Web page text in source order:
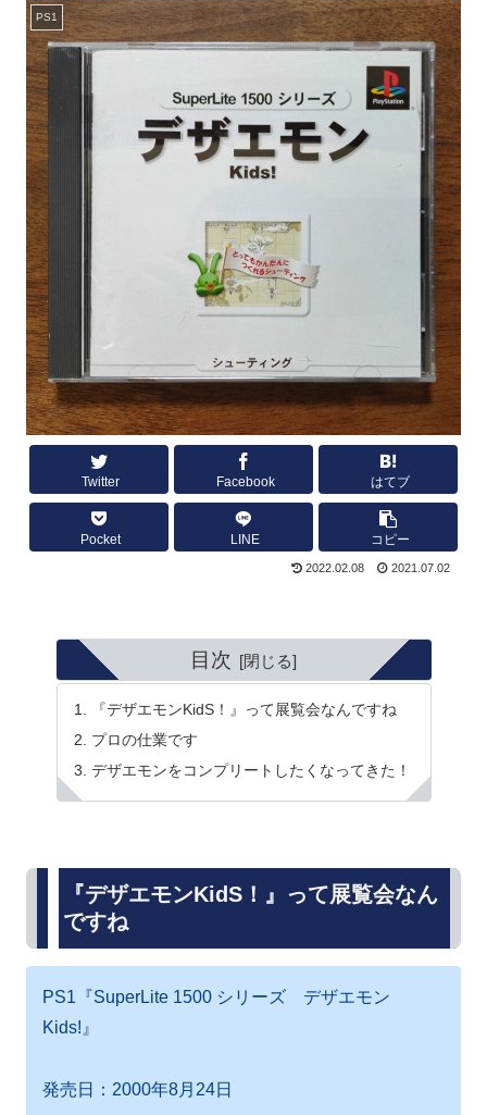
PS1
Twitter Facebook はてブ
Pocket LINE コピー
2022.02.08 2021.07.02
目次
『デザエモンKidS！』って展覧会なんですね
プロの仕業です
デザエモンをコンプリートしたくなってきた！
『デザエモンKidS！』って展覧会なん
ですね
PS1『SuperLite 1500 シリーズ デザエモン
Kids!』
発売日：2000年8月24日